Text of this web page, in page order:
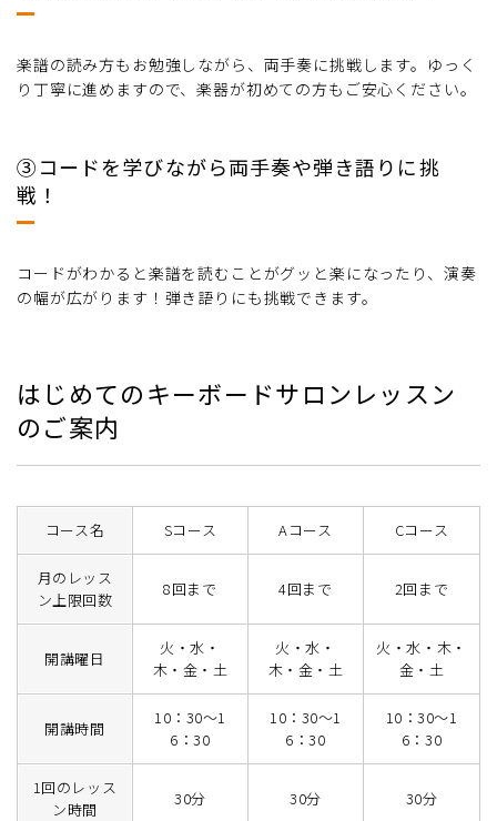
楽譜の読み方もお勉強しながら、両手奏に挑戦します。ゆっく
り丁寧に進めますので、楽器が初めての方もご安心ください。
③コードを学びながら両手奏や弾き語りに挑
戦！
コードがわかると楽譜を読むことがグッと楽になったり、演奏
の幅が広がります！弾き語りにも挑戦できます。
はじめてのキーボードサロンレッスン
のご案内
コース名 Sコース Aコース Cコース
月のレッス
ン上限回数
8回まで 4回まで 2回まで
開講曜日
火・水・
木・金・土
火・水・
木・金・土
火・水・木・
金・土
開講時間
10：30～1
6：30
10：30～1
6：30
10：30～1
6：30
1回のレッス
ン時間
30分 30分 30分